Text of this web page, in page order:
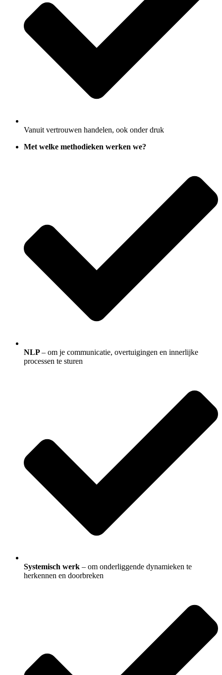
Vanuit vertrouwen handelen, ook onder druk
Met welke methodieken werken we?
NLP– om je communicatie, overtuigingen en innerlijke
processen te sturen
Systemisch werk – om onderliggende dynamieken te
herkennen en doorbreken